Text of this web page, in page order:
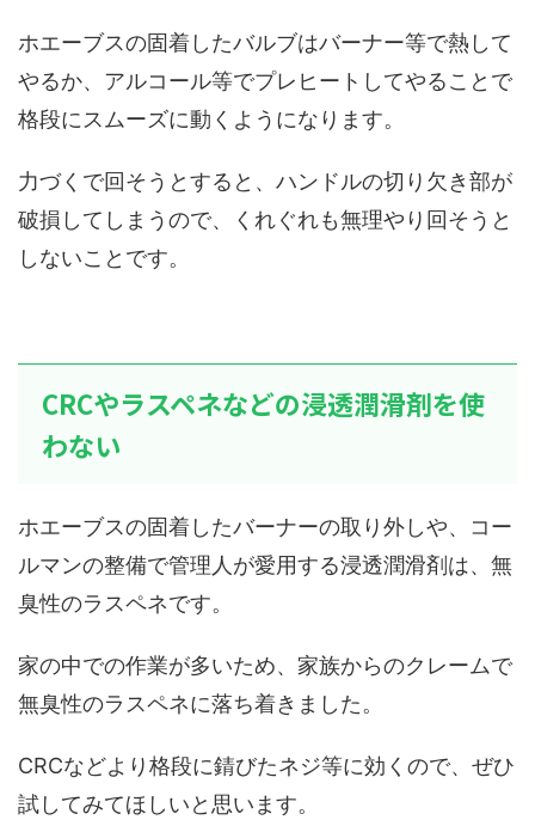
ホエーブスの固着したバルブはバーナー等で熱して
やるか、アルコール等でプレヒートしてやることで
格段にスムーズに動くようになります。
力づくで回そうとすると、ハンドルの切り欠き部が
破損してしまうので、くれぐれも無理やり回そうと
しないことです。
CRCやラスペネなどの浸透潤滑剤を使
わない
ホエーブスの固着したバーナーの取り外しや、コー
ルマンの整備で管理人が愛用する浸透潤滑剤は、無
臭性のラスペネです。
家の中での作業が多いため、家族からのクレームで
無臭性のラスペネに落ち着きました。
CRCなどより格段に錆びたネジ等に効くので、ぜひ
試してみてほしいと思います。